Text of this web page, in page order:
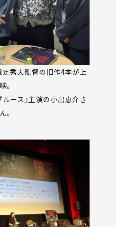
定秀夫監督の旧作4本が上
映。
ース』主演の小出恵介さ
ん。